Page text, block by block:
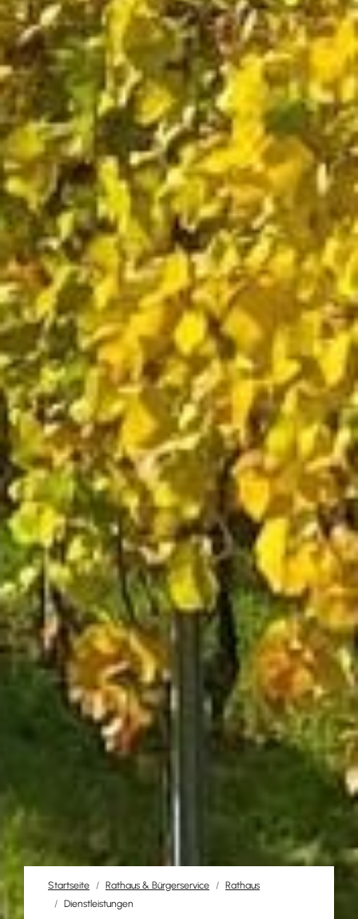
Startseite Rathaus & Bürgerservice
Rathaus
Dienstleistungen